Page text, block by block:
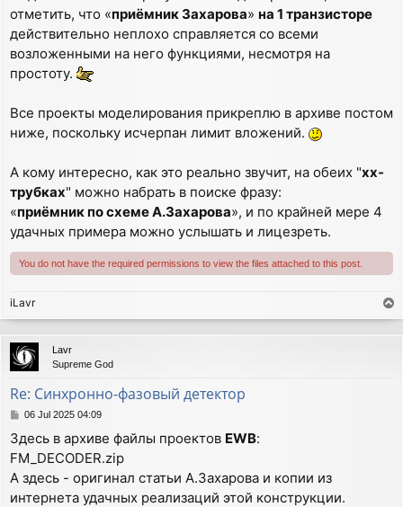
отметить, что «приёмник Захарова» на 1 транзисторе
действительно неплохо справляется со всеми
возложенными на него функциями, несмотря на
простоту.
Все проекты моделирования прикреплю в архиве постом
ниже, поскольку исчерпан лимит вложений.
А кому интересно, как это реально звучит, на обеих "хх-
трубках" можно набрать в поиске фразу:
«приёмник по схеме А.Захарова», и по крайней мере 4
удачных примера можно услышать и лицезреть.
You do not have the required permissions to view the files attached to this post.
iLavr
o
p
Lavr
Supreme God
Re: Синхронно-фазовый детектор
P
s
t
06 Jul 2025 04:09
Здесь в архиве файлы проектов EWB:
FM_DECODER.zip
А здесь - оригинал статьи А.Захарова и копии из
интернета удачных реализаций этой конструкции.